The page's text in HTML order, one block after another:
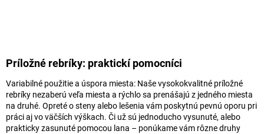
Príložné rebríky: praktickí pomocníci
Variabilné použitie a úspora miesta: Naše vysokokvalitné príložné
rebríky nezaberú veľa miesta a rýchlo sa prenášajú z jedného miesta
na druhé. Opreté o steny alebo lešenia vám poskytnú pevnú oporu pri
práci aj vo väčších výškach. Či už sú jednoducho vysunuté, alebo
prakticky zasunuté pomocou lana – ponúkame vám rôzne druhy